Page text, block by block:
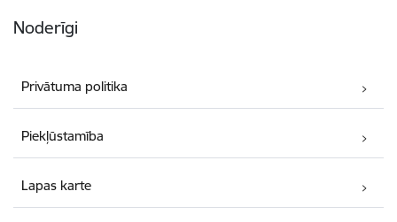
Noderīgi
Privātuma politika
Piekļūstamība
Lapas karte